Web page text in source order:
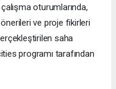
oturumlarında,
ve proje fikirleri
saha
programı tarafından